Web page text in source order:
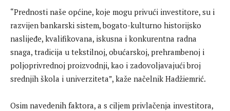
“Prednosti naše općine, koje mogu privući investitore, su i
razvijen bankarski sistem, bogato-kulturno historijsko
naslijeđe, kvalifikovana, iskusna i konkurentna radna
snaga, tradicija u tekstilnoj, obućarskoj, prehrambenoj i
poljoprivrednoj proizvodnji, kao i zadovoljavajući broj
srednjih škola i univerziteta”, kaže načelnik Hadžiemrić.
Osim navedenih faktora, a s ciljem privlačenja investitora,